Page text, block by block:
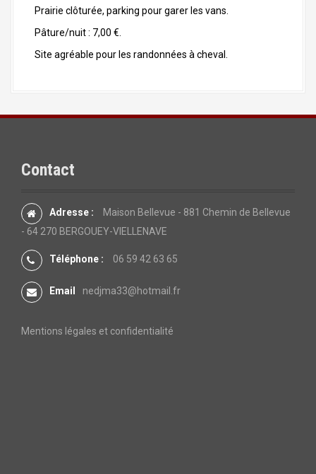
Prairie clôturée, parking pour garer les vans.
Pâture/nuit : 7,00 €.
Site agréable pour les randonnées à cheval.
Contact
Adresse :
Maison Bellevue - 881 Chemin de Bellevue
- 64 270 BERGOUEY-VIELLENAVE
Téléphone : 06 59 42 63 65
Email nedjma33@hotmail.fr
Mentions légales et confidentialité